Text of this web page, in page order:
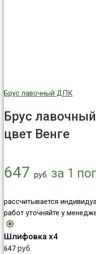
Брус лавочный ДПК
Брус
цвет Венге
647 руб. за 1
рассчитывается
работ уточняйте у
Шлифовка х4
647 руб.